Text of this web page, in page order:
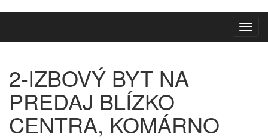
2-IZBOVÝ BYT NA
PREDAJ BLÍZKO
CENTRA, KOMÁRNO